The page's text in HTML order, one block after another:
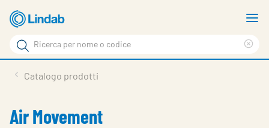
Vai
contenuto
principale
Cerca
Cerca
Soluzioni
Catalogo prodotti
Air Movement